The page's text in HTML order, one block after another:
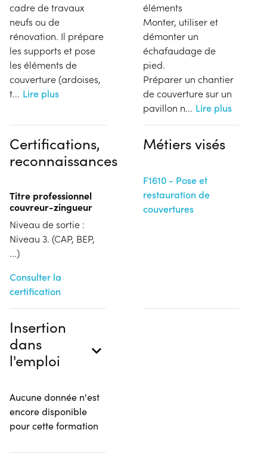
cadre de travaux
neufs ou de
rénovation. Il prépare
les supports et pose
les éléments de
couverture (ardoises,
t... Lire plus
éléments
Monter, utiliser et
démonter un
échafaudage de
pied.
Préparer un chantier
de couverture sur un
pavillon n... Lire plus
Certifications,
reconnaissances
Titre professionnel
couvreur-zingueur
Niveau de sortie :
Niveau 3. (CAP, BEP,
...)
Consulter la
certification
Métiers visés
F1610 - Pose et
restauration de
couvertures
Insertion
dans
l'emploi
Aucune donnée n'est
encore disponible
pour cette formation